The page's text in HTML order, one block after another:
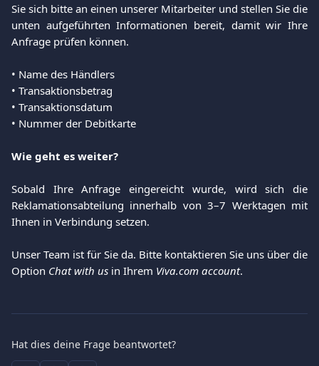
Sie sich bitte an einen unserer Mitarbeiter und stellen Sie die
unten aufgeführten Informationen bereit, damit wir Ihre
Anfrage prüfen können.
• Name des Händlers
• Transaktionsbetrag
• Transaktionsdatum
• Nummer der Debitkarte
Wie geht es weiter?
Sobald Ihre Anfrage eingereicht wurde, wird sich die
Reklamationsabteilung innerhalb von 3–7 Werktagen mit
Ihnen in Verbindung setzen.
Unser Team ist für Sie da. Bitte kontaktieren Sie uns über die
Option Chat with us in Ihrem Viva.com account.
Hat dies deine Frage beantwortet?